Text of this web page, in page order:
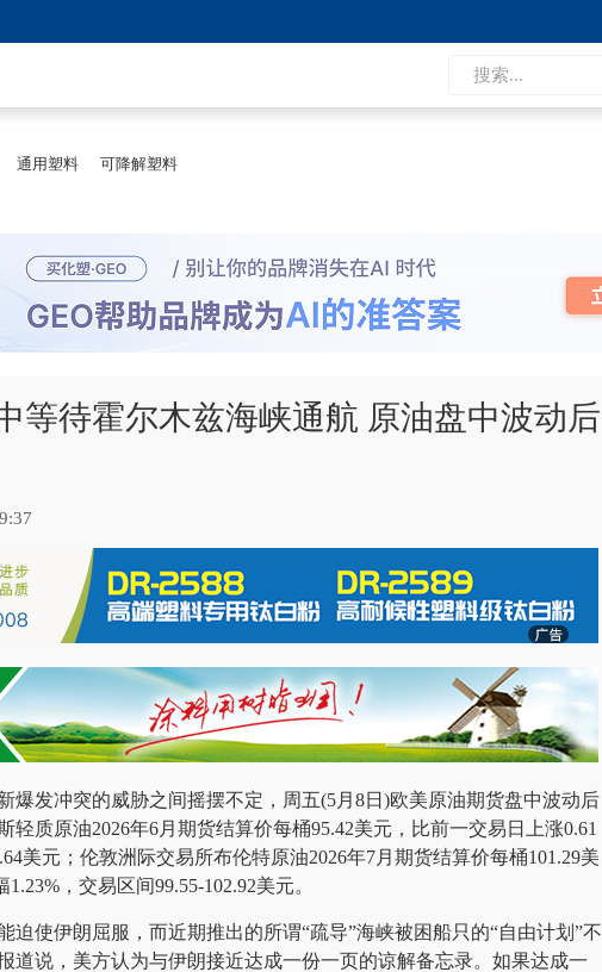
通用塑料 可降解塑料
等待霍尔木兹海峡通航 原油盘中波动后
爆发冲突的威胁之间摇摆不定，周五(5月8日)欧美原油期货盘中波动后
质原油2026年6月期货结算价每桶95.42美元，比前一交易日上涨0.61
美元；伦敦洲际交易所布伦特原油2026年7月期货结算价每桶101.29美
，交易区间99.55-102.92美元。
迫使伊朗屈服，而近期推出的所谓“疏导”海峡被困船只的“自由计划”不
道说，美方认为与伊朗接近达成一份一页的谅解备忘录。如果达成一